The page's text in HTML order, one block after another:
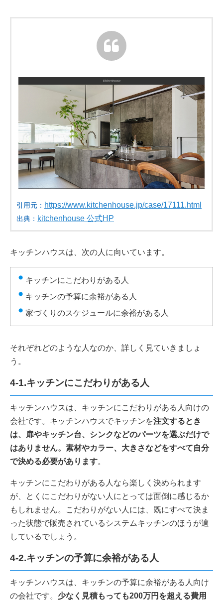
引用元： https://www.kitchenhouse.jp/case/17111.html
出典： kitchenhouse 公式HP
キッチンハウスは、次の人に向いています。
キッチンにこだわりがある人
キッチンの予算に余裕がある人
家づくりのスケジュールに余裕がある人
それぞれどのような人なのか、詳しく見ていきましょ
う。
4-1.キッチンにこだわりがある人
キッチンハウスは、キッチンにこだわりがある人向けの
会社です。キッチンハウスでキッチンを注文するとき
は、扉やキッチン台、シンクなどのパーツを選ぶだけで
はありません。素材やカラー、大きさなどをすべて自分
で決める必要があります。
キッチンにこだわりがある人なら楽しく決められます
が、とくにこだわりがない人にとっては面倒に感じるか
もしれません。こだわりがない人には、既にすべて決ま
った状態で販売されているシステムキッチンのほうが適
しているでしょう。
4-2.キッチンの予算に余裕がある人
キッチンハウスは、キッチンの予算に余裕がある人向け
の会社です。 少なく見積もっても200万円を超える費用